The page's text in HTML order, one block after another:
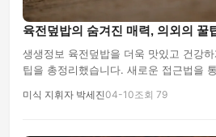
육전덮밥의 숨겨진 매력, 의외의 꿀
생생정보 육전덮밥을 더욱 맛있고 건강
팁을 총정리했습니다. 새로운 접근법을
미식 지휘자 박세진04-10조회 79